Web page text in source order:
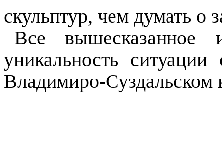
скульптур, чем думать о
Все вышесказанное
уникальность
Владимиро-Суздальском